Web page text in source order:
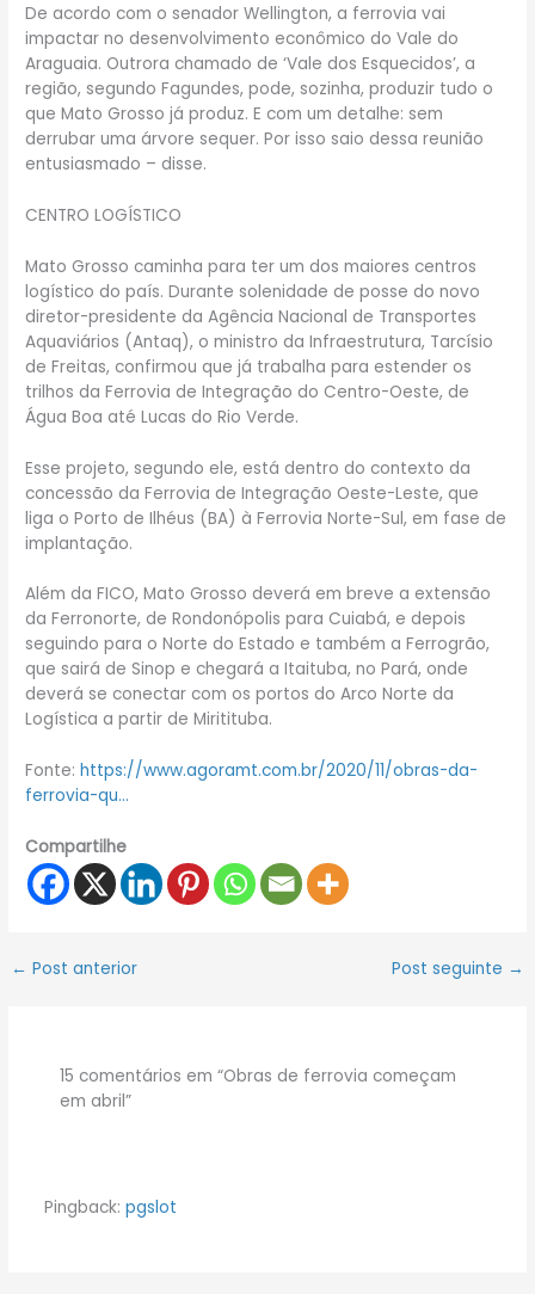
De acordo com o senador Wellington, a ferrovia vai
impactar no desenvolvimento econômico do Vale do
Araguaia. Outrora chamado de ‘Vale dos Esquecidos’, a
região, segundo Fagundes, pode, sozinha, produzir tudo o
que Mato Grosso já produz. E com um detalhe: sem
derrubar uma árvore sequer. Por isso saio dessa reunião
entusiasmado – disse.
CENTRO LOGÍSTICO
Mato Grosso caminha para ter um dos maiores centros
logístico do país. Durante solenidade de posse do novo
diretor-presidente da Agência Nacional de Transportes
Aquaviários (Antaq), o ministro da Infraestrutura, Tarcísio
de Freitas, confirmou que já trabalha para estender os
trilhos da Ferrovia de Integração do Centro-Oeste, de
Água Boa até Lucas do Rio Verde.
Esse projeto, segundo ele, está dentro do contexto da
concessão da Ferrovia de Integração Oeste-Leste, que
liga o Porto de Ilhéus (BA) à Ferrovia Norte-Sul, em fase de
implantação.
Além da FICO, Mato Grosso deverá em breve a extensão
da Ferronorte, de Rondonópolis para Cuiabá, e depois
seguindo para o Norte do Estado e também a Ferrogrão,
que sairá de Sinop e chegará a Itaituba, no Pará, onde
deverá se conectar com os portos do Arco Norte da
Logística a partir de Miritituba.
Fonte:https://www.agoramt.com.br/2020/11/obras-da-
ferrovia-qu…
Compartilhe
← Post anterior Post seguinte →
15 comentários em “Obras de ferrovia começam
em abril”
Pingback: pgslot